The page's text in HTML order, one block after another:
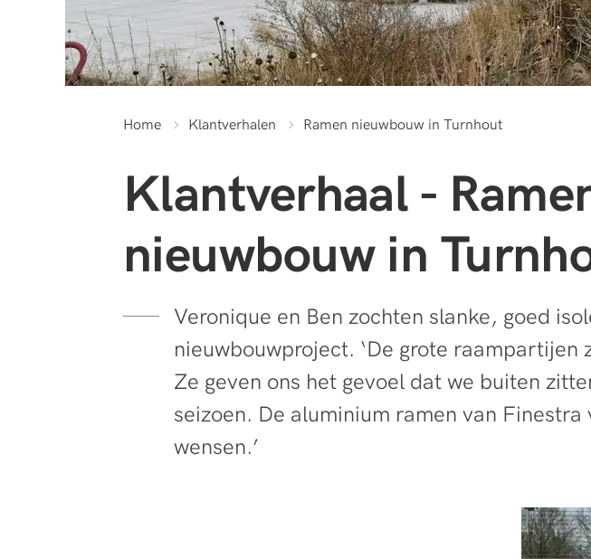
Home Klantverhalen Ramen nieuwbouw in Turnhout
Klantverhaal -
nieuwbouw in
Veronique en Ben zochten slanke, goed
nieuwbouwproject. ‘De grote raampartijen
Ze geven ons het gevoel dat we buiten
seizoen. De aluminium ramen van
wensen.’